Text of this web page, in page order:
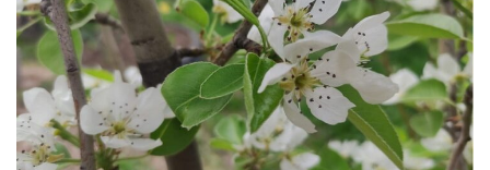
A
p
p
b
o
o
k
kl
a
ss
ni
ki
a
m
а
в
и
т
ь